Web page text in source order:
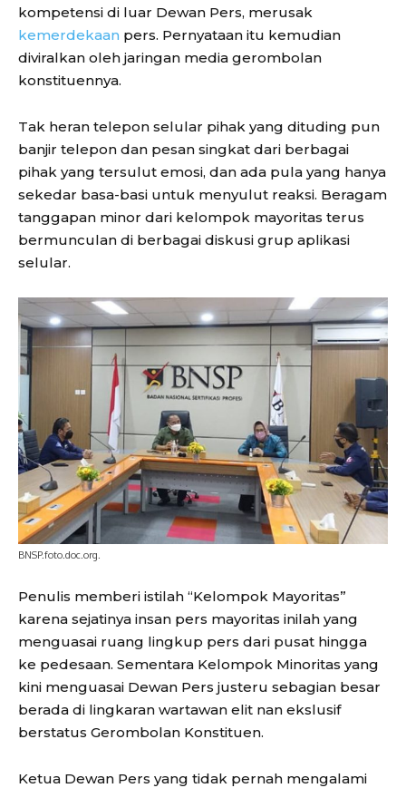
kompetensi di luar Dewan Pers, merusak
kemerdekaan pers. Pernyataan itu kemudian
diviralkan oleh jaringan media gerombolan
konstituennya.
Tak heran telepon selular pihak yang dituding pun
banjir telepon dan pesan singkat dari berbagai
pihak yang tersulut emosi, dan ada pula yang hanya
sekedar basa-basi untuk menyulut reaksi. Beragam
tanggapan minor dari kelompok mayoritas terus
bermunculan di berbagai diskusi grup aplikasi
selular.
BNSP.foto.doc.org.
Penulis memberi istilah “Kelompok Mayoritas”
karena sejatinya insan pers mayoritas inilah yang
menguasai ruang lingkup pers dari pusat hingga
ke pedesaan. Sementara Kelompok Minoritas yang
kini menguasai Dewan Pers justeru sebagian besar
berada di lingkaran wartawan elit nan ekslusif
berstatus Gerombolan Konstituen.
Ketua Dewan Pers yang tidak pernah mengalami